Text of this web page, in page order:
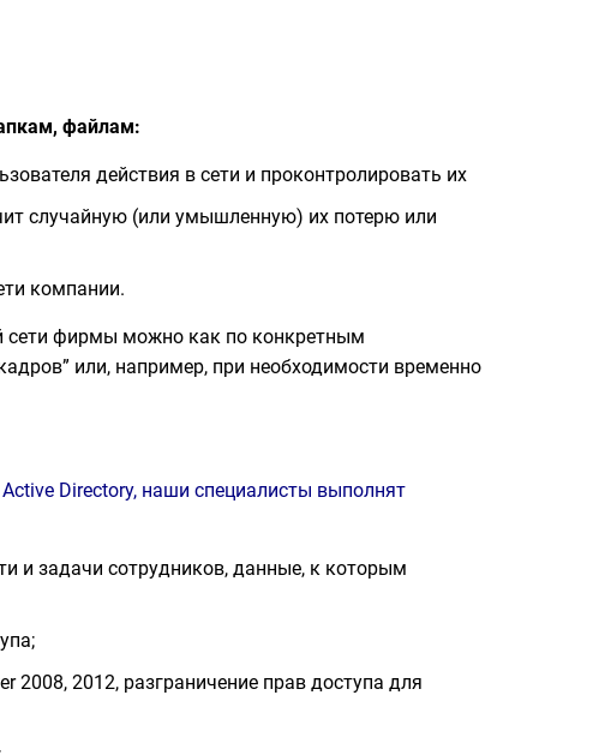
файлам:
действия в сети и проконтролировать их
случайную (или умышленную) их потерю или
компании.
сети фирмы можно как по конкретным
или, например, при необходимости временно
Directory, наши специалисты выполнят
и задачи сотрудников, данные, к которым
2008, 2012, разграничение прав доступа для